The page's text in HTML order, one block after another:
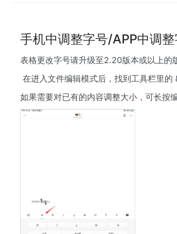
手机中调整字号/APP中调
表格更改字号请升级至2.20版本或以上的
在进入文件编辑模式后，找到工具栏里
如果需要对已有的内容调整大小，可长按